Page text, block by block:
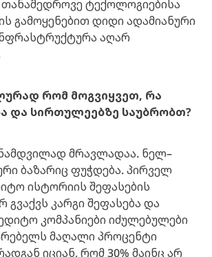
თანამედროვე ტექოლოგიებისა
გამოყენებით დიდი ადამიანური
აღარ
რომ მოგვიყვეთ, რა
და სირთულეებზე საუბრობთ?
მრავლადაა. ნელ–
ბაზარიც ფუჭდება. პირველ
ისტორიის შეფასების
გვაქვს კარგი შეფასება და
კომპანიები იძულებულები
მაღალი პროცენტი
იციან, რომ 30% მაინც არ